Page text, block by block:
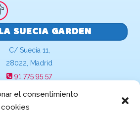
el consentimiento
SUECIA GARDEN
C/ Suecia 11,
28022, Madrid
91 775 95 57